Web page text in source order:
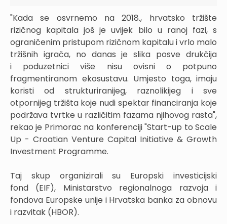
"Kada se osvrnemo na 2018., hrvatsko tržište
rizičnog kapitala još je uvijek bilo u ranoj fazi, s
ograničenim pristupom rizičnom kapitalu i vrlo malo
tržišnih igrača, no danas je slika posve drukčija
i poduzetnici više nisu ovisni o potpuno
fragmentiranom ekosustavu. Umjesto toga, imaju
koristi od strukturiranijeg, raznolikijeg i sve
otpornijeg tržišta koje nudi spektar financiranja koje
podržava tvrtke u različitim fazama njihovog rasta",
rekao je Primorac na konferenciji "Start-up to Scale
Up - Croatian Venture Capital Initiative & Growth
Investment Programme.
Taj skup organizirali su Europski investicijski
fond (EIF), Ministarstvo regionalnoga razvoja i
fondova Europske unije i Hrvatska banka za obnovu
i razvitak (HBOR).